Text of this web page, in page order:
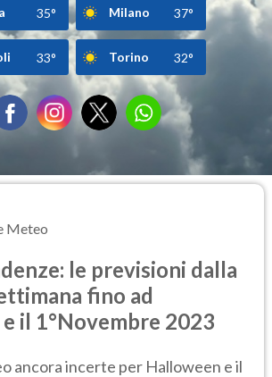
35° Milano 37°
33° Torino 32°
Meteo
le previsioni dalla
fino ad
il 1°Novembre 2023
ancora incerte per Halloween e il